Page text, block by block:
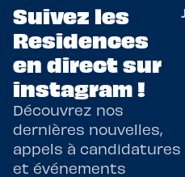
Suivez les
Residences
en direct sur
instagram !
Découvrez nos
dernières nouvelles,
appels à candidatures
et événements